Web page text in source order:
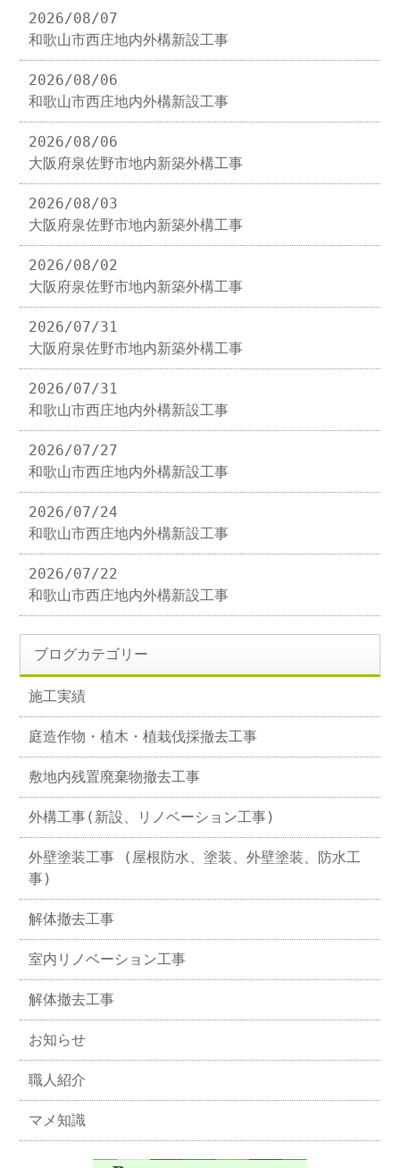
2026/08/07
和歌山市西庄地内外構新設工事
2026/08/06
和歌山市西庄地内外構新設工事
2026/08/06
大阪府泉佐野市地内新築外構工事
2026/08/03
大阪府泉佐野市地内新築外構工事
2026/08/02
大阪府泉佐野市地内新築外構工事
2026/07/31
大阪府泉佐野市地内新築外構工事
2026/07/31
和歌山市西庄地内外構新設工事
2026/07/27
和歌山市西庄地内外構新設工事
2026/07/24
和歌山市西庄地内外構新設工事
2026/07/22
和歌山市西庄地内外構新設工事
ブログカテゴリー
施工実績
庭造作物・植木・植栽伐採撤去工事
敷地内残置廃棄物撤去工事
外構工事(新設、リノベーション工事)
外壁塗装工事 (屋根防水、塗装、外壁塗装、防水工
事)
解体撤去工事
室内リノベーション工事
解体撤去工事
お知らせ
職人紹介
マメ知識